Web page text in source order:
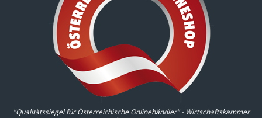
"Qualitätssiegel für Österreichische Onlinehändler" - Wirtschaftskammer